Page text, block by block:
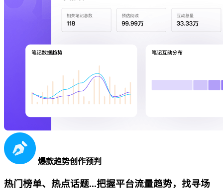
爆款趋势创作预判
热门榜单、热点话题...把握平台流量趋势，找寻场